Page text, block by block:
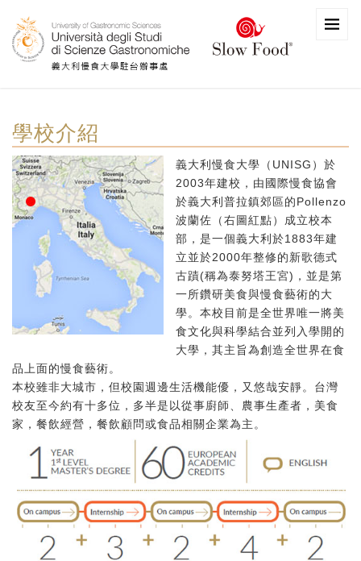
學校介紹
義大利慢食大學（UNISG）於
2003年建校，由國際慢食協會
於義大利普拉鎮郊區的Pollenzo
波蘭佐（右圖紅點）成立校本
部，是一個義大利於1883年建
立並於2000年整修的新歌德式
古蹟(稱為泰努塔王宮)，並是第
一所鑽研美食與慢食藝術的大
學。本校目前是全世界唯一將美
食文化與科學結合並列入學開的
大學，其主旨為創造全世界在食
品上面的慢食藝術。
本校雖非大城市，但校園週邊生活機能優，又悠哉安靜。台灣
校友至今約有十多位，多半是以從事廚師、農事生產者，美食
家，餐飲經營，餐飲顧問或食品相關企業為主。